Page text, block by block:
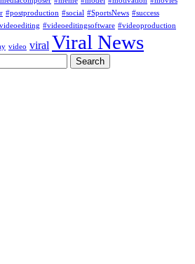
#postproduction #social #SportsNews #success
#videoeditingsoftware #videoproduction
video viral Viral News